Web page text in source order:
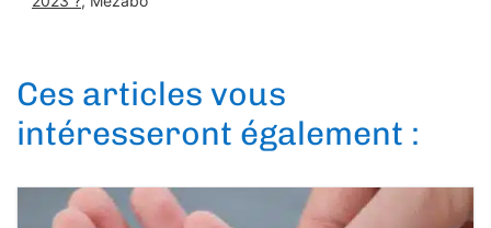
Ces articles vous
intéresseront également :